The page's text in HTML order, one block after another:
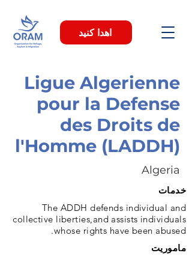
اهدا کنید
Ligue Algerienne
pour la Defense
des Droits de
l'Homme (LADDH)
Algeria
خدمات
The ADDH defends individual and
collective liberties,and assists individuals
whose rights have been abused.
ماموریت